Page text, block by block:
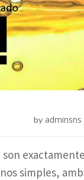
by adminsns
simples,